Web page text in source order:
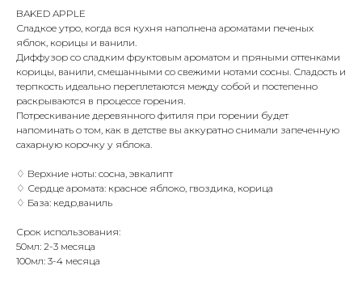
BAKED APPLE
Сладкое утро, когда вся кухня наполнена ароматами печеных
яблок, корицы и ванили.
Диффузор со сладким фруктовым ароматом и пряными оттенками
корицы, ванили, смешанными со свежими нотами сосны. Сладость и
терпкость идеально переплетаются между собой и постепенно
раскрываются в процессе горения.
Потрескивание деревянного фитиля при горении будет
напоминать о том, как в детстве вы аккуратно снимали запеченную
сахарную корочку у яблока.
♢ Верхние ноты: сосна, эвкалипт
♢ Сердце аромата: красное яблоко, гвоздика, корица
♢ База: кедр,ваниль
Срок использования:
50мл: 2-3 месяца
100мл: 3-4 месяца